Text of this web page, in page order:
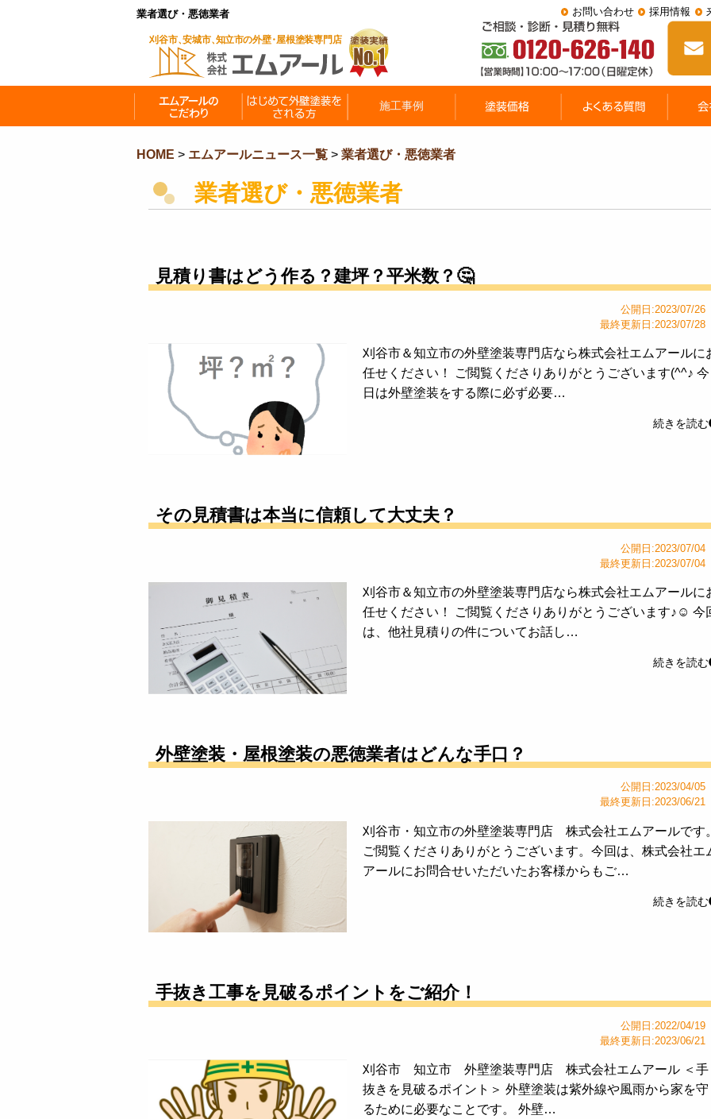
業者選び・悪徳業者 お問い合わせ 採用情報
HOME > エムアールニュース一覧 > 業者選び・悪徳業者
業者選び・悪徳業者
見積り書はどう作る？建坪？平米数？🤔
公開日:2023/07/26
最終更新日:2023/07/28
刈谷市＆知立市の外壁塗装専門店なら株式会社エムアールに
任せください！ ご閲覧くださりありがとうございます(^^♪ 今
日は外壁塗装をする際に必ず必要…
続きを読む
その見積書は本当に信頼して大丈夫？
公開日:2023/07/04
最終更新日:2023/07/04
刈谷市＆知立市の外壁塗装専門店なら株式会社エムアールに
任せください！ ご閲覧くださりありがとうございます♪☺ 今
は、他社見積りの件についてお話し…
続きを読む
外壁塗装・屋根塗装の悪徳業者はどんな手口？
公開日:2023/04/05
最終更新日:2023/06/21
刈谷市・知立市の外壁塗装専門店 株式会社エムアールです
ご閲覧くださりありがとうございます。今回は、株式会社エ
アールにお問合せいただいたお客様からもご…
続きを読む
手抜き工事を見破るポイントをご紹介！
公開日:2022/04/19
最終更新日:2023/06/21
刈谷市 知立市 外壁塗装専門店 株式会社エムアール ＜手
抜きを見破るポイント＞ 外壁塗装は紫外線や風雨から家を守
るために必要なことです。 外壁…